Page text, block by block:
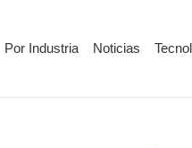
Por Industria Noticias